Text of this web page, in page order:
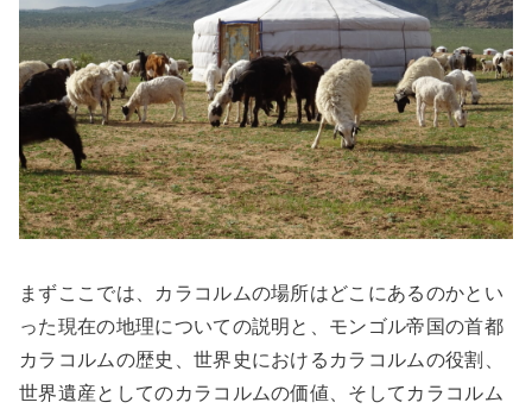
まずここでは、カラコルムの場所はどこにあるのかとい
った現在の地理についての説明と、モンゴル帝国の首都
カラコルムの歴史、世界史におけるカラコルムの役割、
世界遺産としてのカラコルムの価値、そしてカラコルム